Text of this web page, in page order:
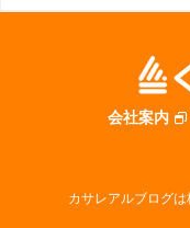
会社案内
カサレアルブログは